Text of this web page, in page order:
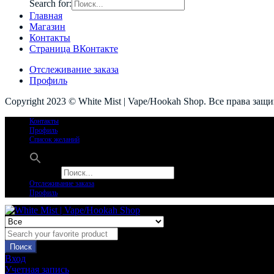
Search for:
Главная
Магазин
Контакты
Страница ВКонтакте
Отслеживание заказа
Профиль
Copyright 2023 © White Mist | Vape/Hookah Shop. Все права
Контакты
Профиль
Список желаний
Отслеживание заказа
Профиль
Поиск
Вход
Учетная запись